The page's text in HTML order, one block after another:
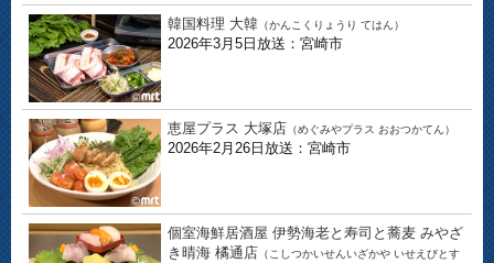
韓国料理 大韓 （かんこくりょうり てはん）
2026年3月5日放送：宮崎市
恵屋プラス 大塚店 （めぐみやプラス おおつかてん）
2026年2月26日放送：宮崎市
個室海鮮居酒屋 伊勢海老と寿司と蕎麦 みやざ
き晴海 橘通店 （こしつかいせんいざかや いせえびとす